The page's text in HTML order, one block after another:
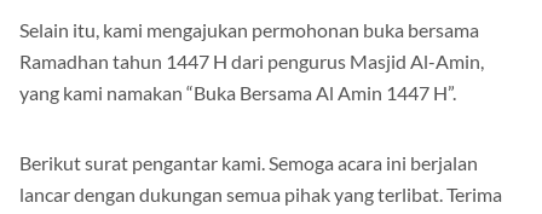
Selain itu, kami mengajukan permohonan buka bersama
Ramadhan tahun 1447 H dari pengurus Masjid Al-Amin,
yang kami namakan “Buka Bersama Al Amin 1447 H”.
Berikut surat pengantar kami. Semoga acara ini berjalan
lancar dengan dukungan semua pihak yang terlibat. Terima